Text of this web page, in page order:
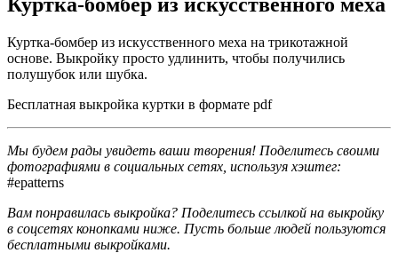
Куртка-бомбер из искусственного меха на трикотажной
основе. Выкройку просто удлинить, чтобы получились
полушубок или шубка.
Бесплатная выкройка куртки в формате pdf
Мы будем рады увидеть ваши творения! Поделитесь своими
фотографиями в социальных сетях, используя хэштег:
#epatterns
Вам понравилась выкройка? Поделитесь ссылкой на выкройку
в соцсетях конопками ниже. Пусть больше людей пользуются
бесплатными выкройками.